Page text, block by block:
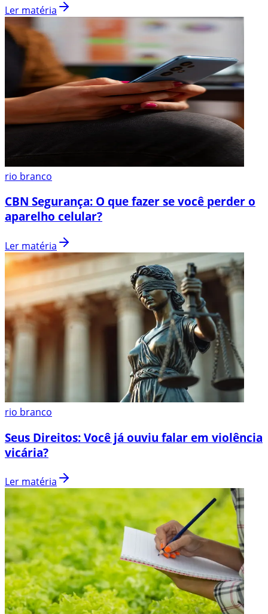
Ler matéria
rio branco
CBN Segurança: O que fazer se você perder o
aparelho celular?
Ler matéria
rio branco
Seus Direitos: Você já ouviu falar em violência
vicária?
Ler matéria